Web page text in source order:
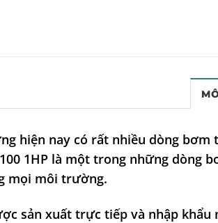
hiện nay có rất nhiều dòng bơm
1HP là một trong những dòng
mọi môi trường.
sản xuất trực tiếp và nhập